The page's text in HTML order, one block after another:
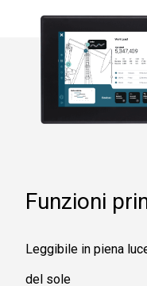
Funzioni
Leggibile in piena
del sole